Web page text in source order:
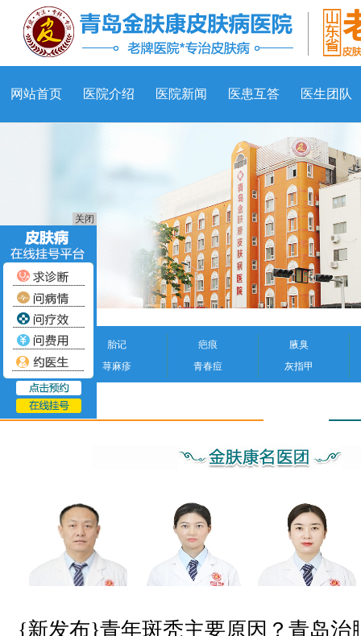
网站首页 医院介绍 医院新闻 医患互答 医生团队
胎记 疤痕
腋臭
荨麻疹
青春痘 灰指甲
脱发
{新发布}青年斑秃主要原因？青岛治
关闭